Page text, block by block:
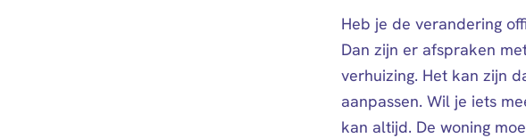
Heb je de verandering
Dan zijn er afspraken
verhuizing. Het kan zijn
aanpassen. Wil je iets
kan altijd. De woning